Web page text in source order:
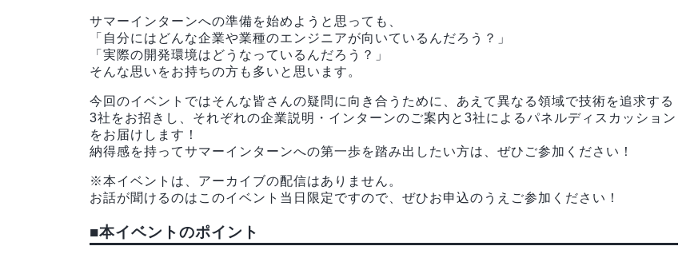
サマーインターンへの準備を始めようと思っても、
「自分にはどんな企業や業種のエンジニアが向いているんだろう？」
「実際の開発環境はどうなっているんだろう？」
そんな思いをお持ちの方も多いと思います。
今回のイベントではそんな皆さんの疑問に向き合うために、あえて異なる領域で技術を追求する
3社をお招きし、それぞれの企業説明・インターンのご案内と3社によるパネルディスカッション
をお届けします！
納得感を持ってサマーインターンへの第一歩を踏み出したい方は、ぜひご参加ください！
※本イベントは、アーカイブの配信はありません。
お話が聞けるのはこのイベント当日限定ですので、ぜひお申込のうえご参加ください！
■本イベントのポイント